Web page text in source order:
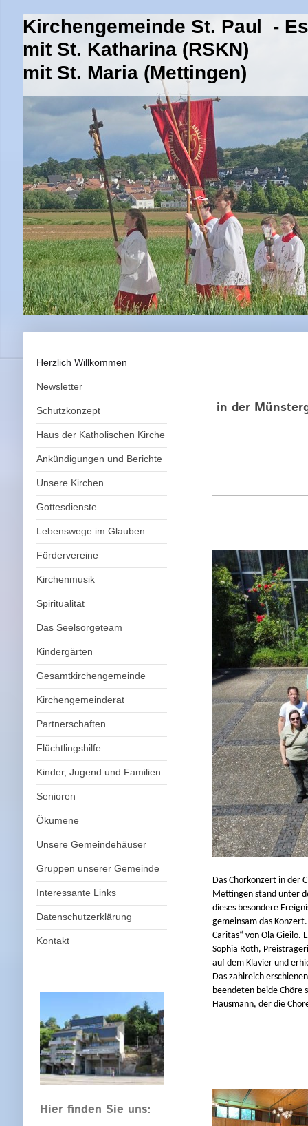
Kirchengemeinde St. Paul -
mit St. Katharina (RSKN)
mit St. Maria (Mettingen)
Herzlich Willkommen
Newsletter
Schutzkonzept
Haus der Katholischen Kirche
Ankündigungen und Berichte
Unsere Kirchen
Gottesdienste
Lebenswege im Glauben
Fördervereine
Kirchenmusik
Spiritualität
Das Seelsorgeteam
Kindergärten
Gesamtkirchengemeinde
Kirchengemeinderat
Partnerschaften
Flüchtlingshilfe
Kinder, Jugend und Familien
Senioren
Ökumene
Unsere Gemeindehäuser
Gruppen unserer Gemeinde
Interessante Links
Datenschutzerklärung
Kontakt
in der
Das Chorkonzert in der
Mettingen stand unter
dieses besondere
gemeinsam das
Caritas“ von Ola Gieilo.
Sophia Roth,
auf dem Klavier und
Das zahlreich
beendeten beide Chöre
Hausmann, der die
Hier finden Sie uns: